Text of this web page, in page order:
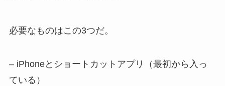
必要なものはこの3つだ。
– iPhoneとショートカットアプリ（最初から入っ
ている）